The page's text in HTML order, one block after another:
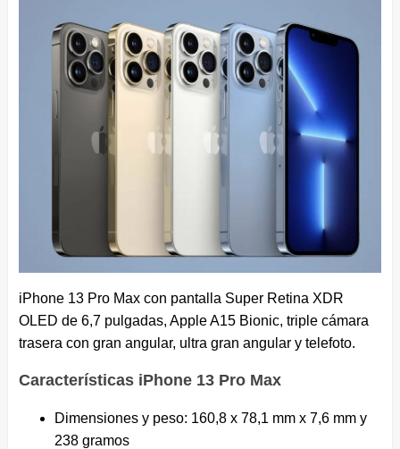
iPhone 13 Pro Max con pantalla Super Retina XDR
OLED de 6,7 pulgadas, Apple A15 Bionic, triple cámara
trasera con gran angular, ultra gran angular y telefoto.
Características iPhone 13 Pro Max
Dimensiones y peso: 160,8 x 78,1 mm x 7,6 mm y
238 gramos